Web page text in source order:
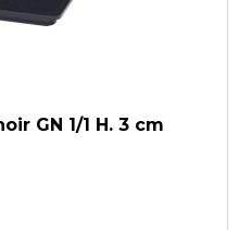
GN 1/1 H. 3 cm